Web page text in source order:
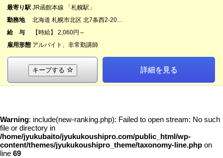
最寄り駅 JR函館本線 「札幌駅」
勤務地
北海道 札幌市北区 北7条西2-20…
給 与
【時給】 2,060円～
雇用形態 アルバイト、非常勤講師
キープする 詳細を見る
Warning: include(new-ranking.php): Failed to open stream: No such
file or directory in
/home/jyukubaito/jyukukoushipro.com/public_html/wp-
content/themes/jyukukoushipro_theme/taxonomy-line.php on
line 69